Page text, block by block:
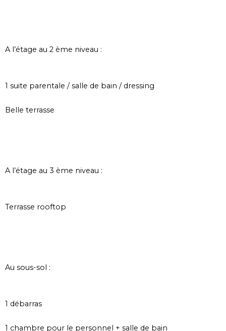
A l’étage au 2 ème niveau :
1 suite parentale / salle de bain / dressing
Belle terrasse
A l’étage au 3 ème niveau :
Terrasse rooftop
Au sous-sol :
1 débarras
1 chambre pour le personnel + salle de bain